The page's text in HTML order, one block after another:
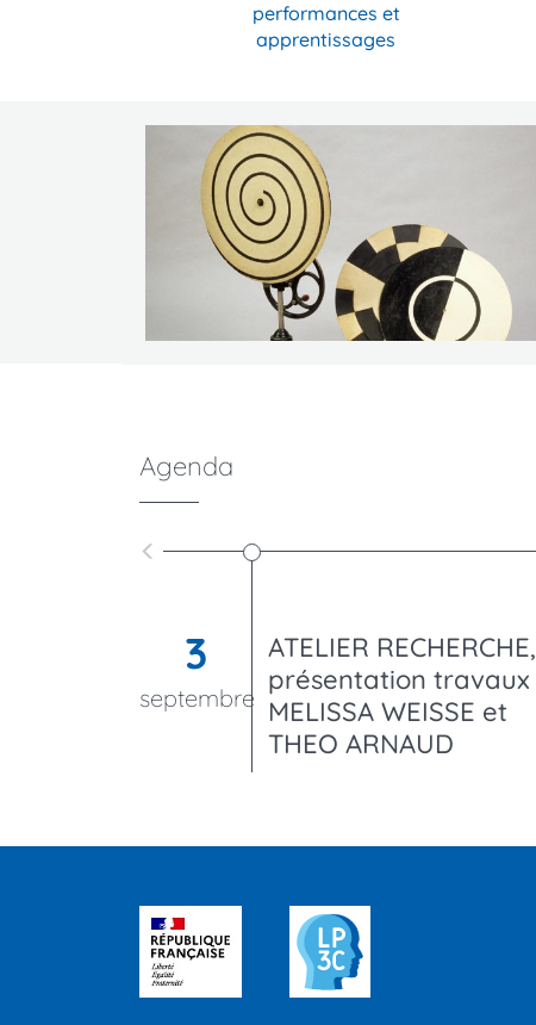
performances et
apprentissages
Agenda
See
3
septembre
ATELIER RECHERCHE,
présentation travaux
MELISSA WEISSE et
THEO ARNAUD